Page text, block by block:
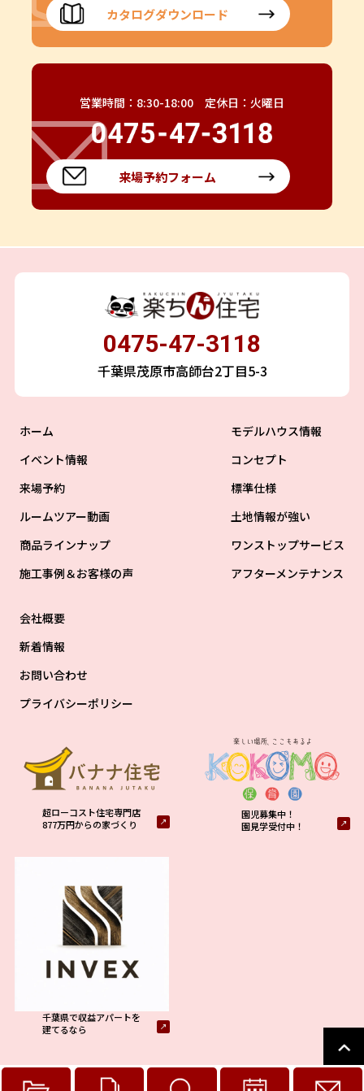
カタログダウンロード
営業時間：8:30-18:00 定休日：火曜日
来場予約フォーム
0475-47-3118
千葉県茂原市高師台2丁目5-3
ホーム
イベント情報
来場予約
ルームツアー動画
商品ラインナップ
施工事例＆お客様の声
モデルハウス情報
コンセプト
標準仕様
土地情報が強い
ワンストップサービス
アフターメンテナンス
会社概要
新着情報
お問い合わせ
プライバシーポリシー
超ローコスト住宅専門店
877万円からの家づくり
園児募集中！
園見学受付中！
千葉県で収益アパートを
建てるなら